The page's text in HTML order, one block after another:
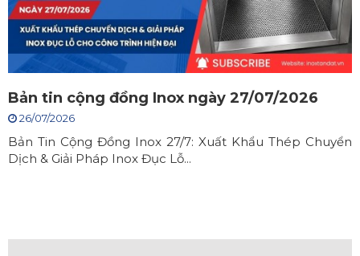
Bản tin cộng đồng Inox ngày 27/07/2026
26/07/2026
Bản Tin Cộng Đồng Inox 27/7: Xuất Khẩu Thép Chuyển
Dịch & Giải Pháp Inox Đục Lỗ...